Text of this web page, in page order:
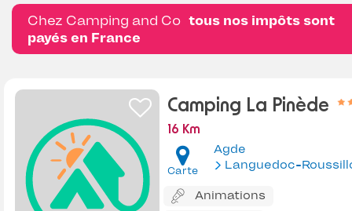
Chez Camping and Co tous nos impôts sont
payés en France
Camping La Pinède
16 Km
Carte
Agde
Languedoc-
Animations